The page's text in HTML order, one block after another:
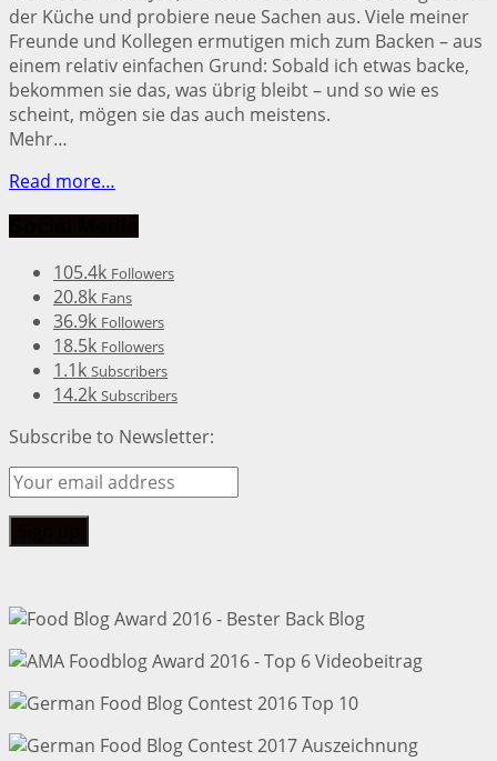
der Küche und probiere neue Sachen aus. Viele meiner
Freunde und Kollegen ermutigen mich zum Backen – aus
einem relativ einfachen Grund: Sobald ich etwas backe,
bekommen sie das, was übrig bleibt – und so wie es
scheint, mögen sie das auch meistens.
Mehr…
Read more…
105.4k Followers
20.8k Fans
36.9k Followers
18.5k Followers
1.1k Subscribers
14.2k Subscribers
Subscribe to Newsletter: